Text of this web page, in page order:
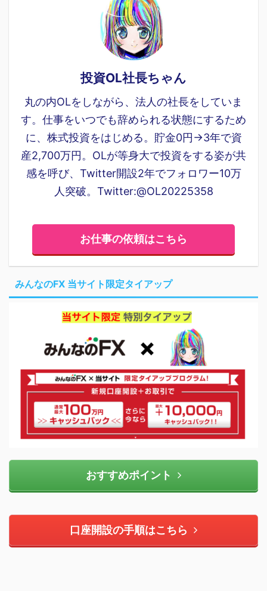
投資OL社長ちゃん
丸の内OLをしながら、法人の社長をしていま
す。仕事をいつでも辞められる状態にするため
に、株式投資をはじめる。貯金0円→3年で資
産2,700万円。OLが等身大で投資をする姿が共
感を呼び、Twitter開設2年でフォロワー10万
人突破。Twitter:@OL20225358
お仕事の依頼はこちら
みんなのFX 当サイト限定タイアップ
おすすめポイント
口座開設の手順はこちら